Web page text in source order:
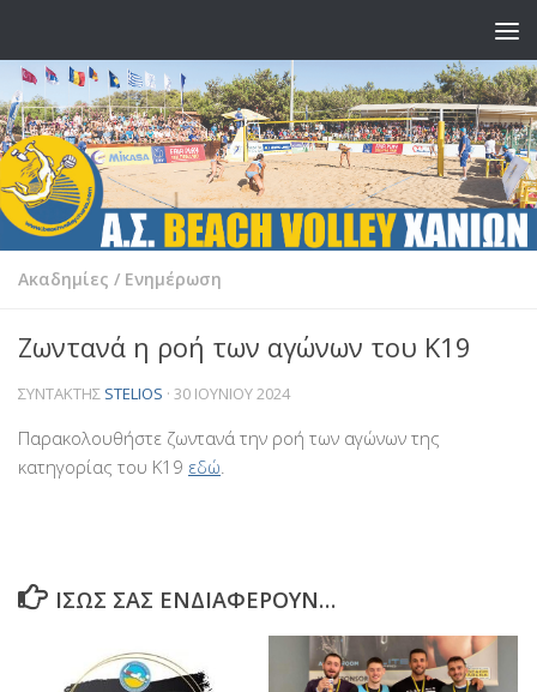
Ακαδημίες / Ενημέρωση
Ζωντανά η ροή των αγώνων του Κ19
ΣΥΝΤΆΚΤΗΣ STELIOS · 30 ΙΟΥΝΊΟΥ 2024
Παρακολουθήστε ζωντανά την ροή των αγώνων της
κατηγορίας του Κ19 εδώ.
ΊΣΩΣ ΣΑΣ ΕΝΔΙΑΦΈΡΟΥΝ…